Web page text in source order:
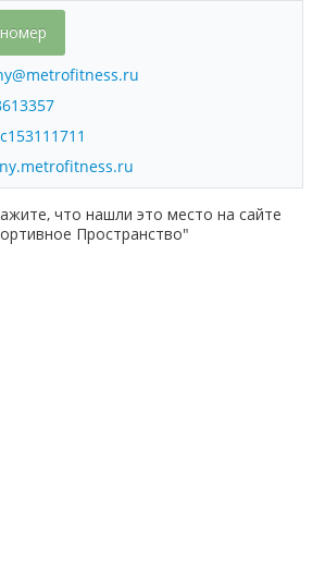
что нашли это место на сайте
Пространство"